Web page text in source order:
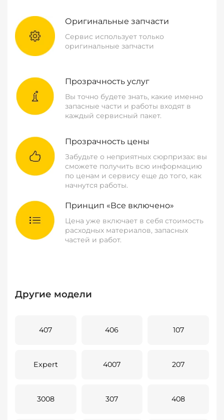
Оригинальные запчасти
Сервис использует только
оригинальные запчасти
Прозрачность услуг
Вы точно будете знать, какие именно
запасные части и работы входят в
каждый сервисный пакет.
Прозрачность цены
Забудьте о неприятных сюрпризах: вы
сможете получить всю информацию
по ценам и сервису еще до того, как
начнутся работы.
Принцип «Все включено»
Цена уже включает в себя стоимость
расходных материалов, запасных
частей и работ.
Другие модели
407 406 107
Expert 4007 207
3008 307 408